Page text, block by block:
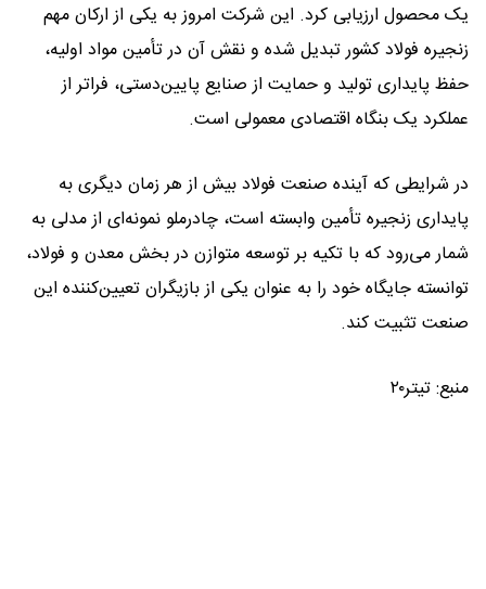
یک محصول ارزیابی کرد. این شرکت امروز به یکی از ارکان مهم
زنجیره فولاد کشور تبدیل شده و نقش آن در تأمین مواد اولیه،
حفظ پایداری تولید و حمایت از صنایع پایین‌دستی، فراتر از
عملکرد یک بنگاه اقتصادی معمولی است.
در شرایطی که آینده صنعت فولاد بیش از هر زمان دیگری به
پایداری زنجیره تأمین وابسته است، چادرملو نمونه‌ای از مدلی به
شمار می‌رود که با تکیه بر توسعه متوازن در بخش معدن و فولاد،
توانسته جایگاه خود را به عنوان یکی از بازیگران تعیین‌کننده این
صنعت تثبیت کند.
منبع: تیتر۲۰